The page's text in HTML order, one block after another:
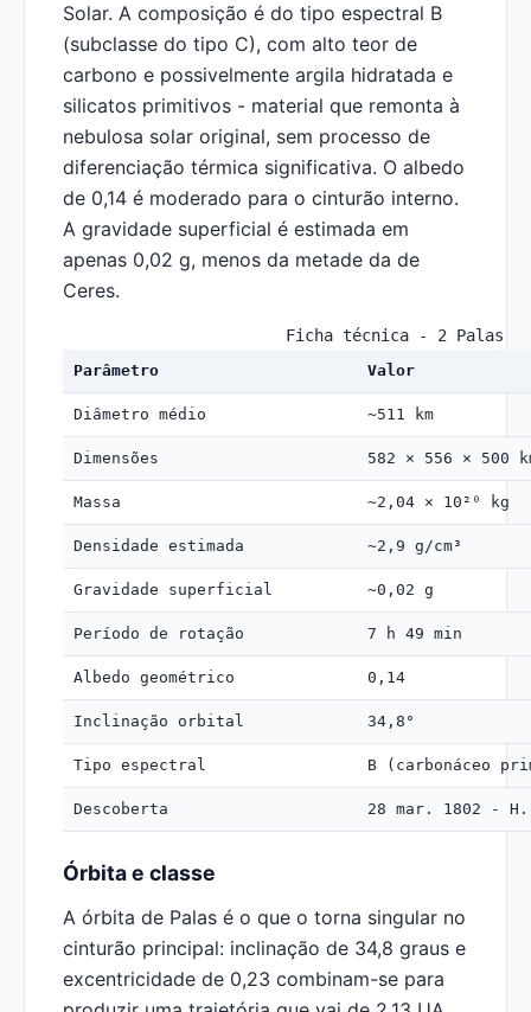
Solar. A composição é do tipo espectral B
(subclasse do tipo C), com alto teor de
carbono e possivelmente argila hidratada e
silicatos primitivos - material que remonta à
nebulosa solar original, sem processo de
diferenciação térmica significativa. O albedo
de 0,14 é moderado para o cinturão interno.
A gravidade superficial é estimada em
apenas 0,02 g, menos da metade da de
Ceres.
Ficha técnica - 2 Palas
Parâmetro Valor
Diâmetro médio ~511 km
Dimensões 582 × 556 × 500
Massa ~2,04 × 10²⁰ kg
Densidade estimada ~2,9 g/cm³
Gravidade superficial ~0,02 g
Período de rotação 7 h 49 min
Albedo geométrico 0,14
Inclinação orbital 34,8°
Tipo espectral B (carbonáceo
Descoberta 28 mar. 1802 -
Órbita e classe
A órbita de Palas é o que o torna singular no
cinturão principal: inclinação de 34,8 graus e
excentricidade de 0,23 combinam-se para